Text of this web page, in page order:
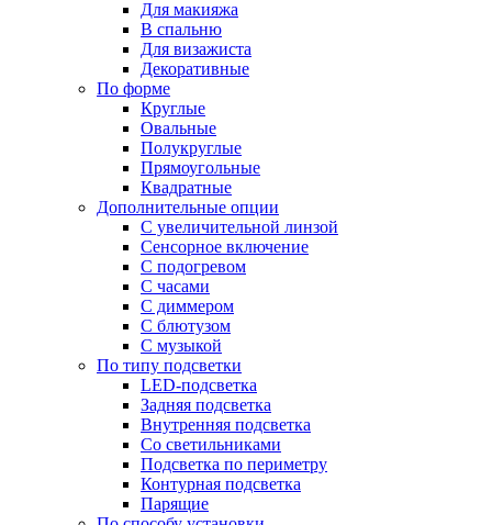
Для макияжа
В спальню
Для визажиста
Декоративные
По форме
Круглые
Овальные
Полукруглые
Прямоугольные
Квадратные
Дополнительные опции
C увеличительной линзой
Сенсорное включение
С подогревом
С часами
С диммером
С блютузом
С музыкой
По типу подсветки
LED-подсветка
Задняя подсветка
Внутренняя подсветка
Со светильниками
Подсветка по периметру
Контурная подсветка
Парящие